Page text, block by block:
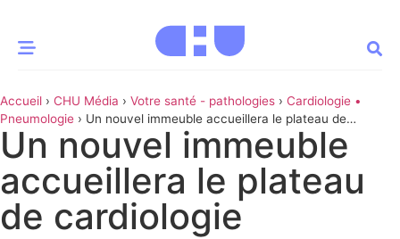
MOMENT
Innovation
& patrimoine Patient
Accueil › CHU Média › Votre santé - pathologies › Cardiologie •
Pneumologie › Un nouvel immeuble accueillera le plateau de
cardiologie
Un nouvel immeuble
accueillera le plateau
de cardiologie